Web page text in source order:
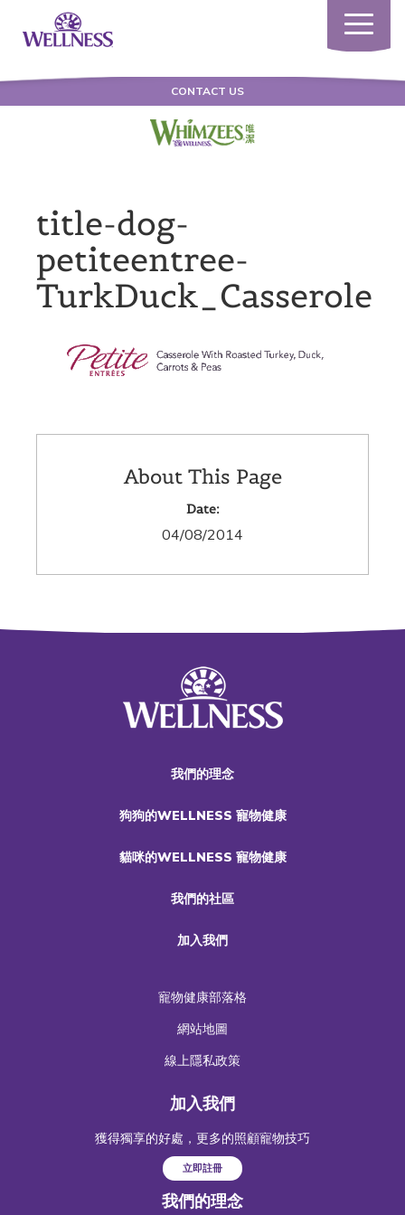
Toggle
CONTACT US
title-dog-
petiteentree-
TurkDuck_Casserole
About This Page
Date:
04/08/2014
我們的理念
狗狗的WELLNESS 寵物健康
貓咪的WELLNESS 寵物健康
我們的社區
加入我們
寵物健康部落格
網站地圖
線上隱私政策
加入我們
獲得獨享的好處，更多的照顧寵物技巧
立即註冊
我們的理念